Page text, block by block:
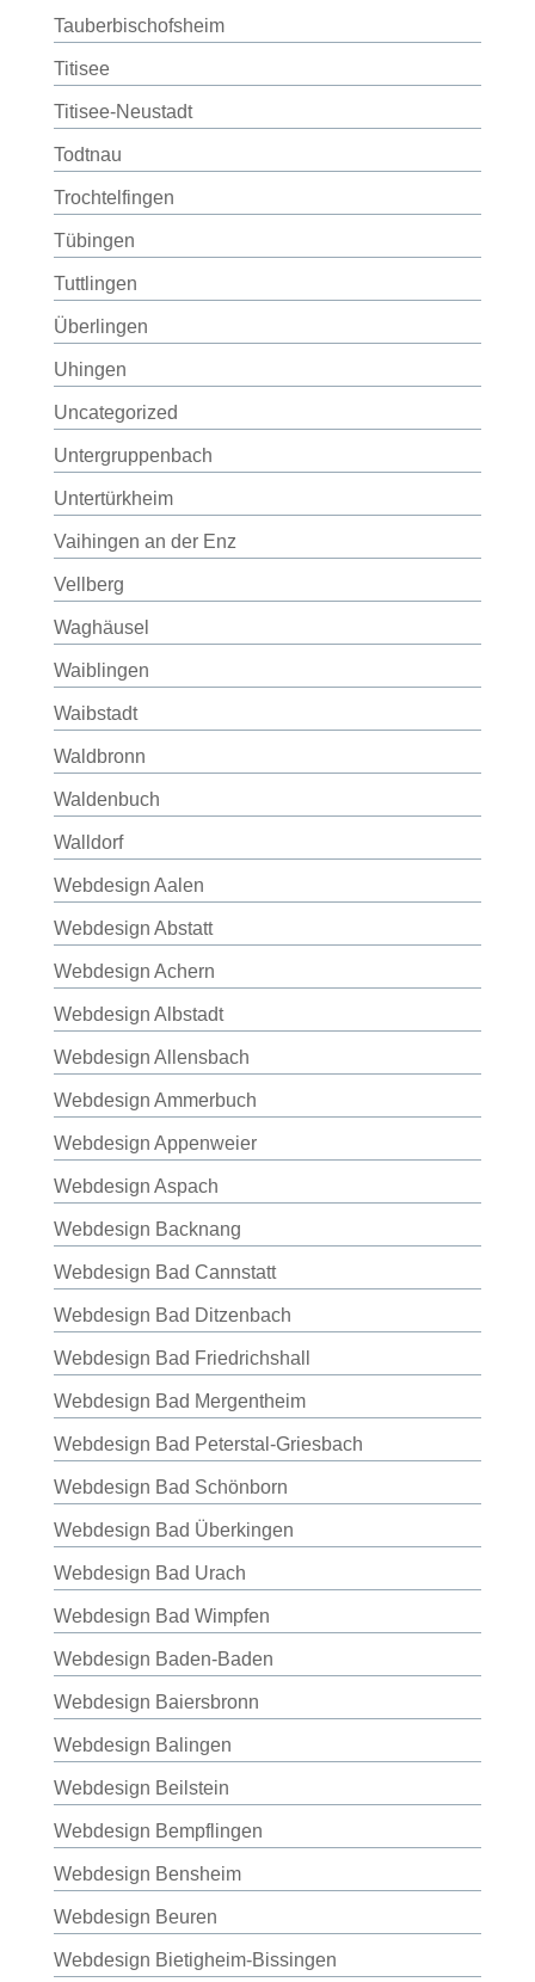
Tauberbischofsheim
Titisee
Titisee-Neustadt
Todtnau
Trochtelfingen
Tübingen
Tuttlingen
Überlingen
Uhingen
Uncategorized
Untergruppenbach
Untertürkheim
Vaihingen an der Enz
Vellberg
Waghäusel
Waiblingen
Waibstadt
Waldbronn
Waldenbuch
Walldorf
Webdesign Aalen
Webdesign Abstatt
Webdesign Achern
Webdesign Albstadt
Webdesign Allensbach
Webdesign Ammerbuch
Webdesign Appenweier
Webdesign Aspach
Webdesign Backnang
Webdesign Bad Cannstatt
Webdesign Bad Ditzenbach
Webdesign Bad Friedrichshall
Webdesign Bad Mergentheim
Webdesign Bad Peterstal-Griesbach
Webdesign Bad Schönborn
Webdesign Bad Überkingen
Webdesign Bad Urach
Webdesign Bad Wimpfen
Webdesign Baden-Baden
Webdesign Baiersbronn
Webdesign Balingen
Webdesign Beilstein
Webdesign Bempflingen
Webdesign Bensheim
Webdesign Beuren
Webdesign Bietigheim-Bissingen